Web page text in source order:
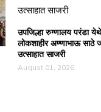
उपजिल्हा रुग्णालय परंडा येथे
लोकशाहीर अण्णाभाऊ साठे
उत्साहात साजरी
August 01, 2026